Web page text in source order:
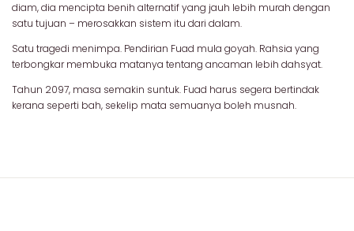
diam, dia mencipta benih alternatif yang jauh lebih murah dengan
satu tujuan – merosakkan sistem itu dari dalam.
Satu tragedi menimpa. Pendirian Fuad mula goyah. Rahsia yang
terbongkar membuka matanya tentang ancaman lebih dahsyat.
Tahun 2097, masa semakin suntuk. Fuad harus segera bertindak
kerana seperti bah, sekelip mata semuanya boleh musnah.